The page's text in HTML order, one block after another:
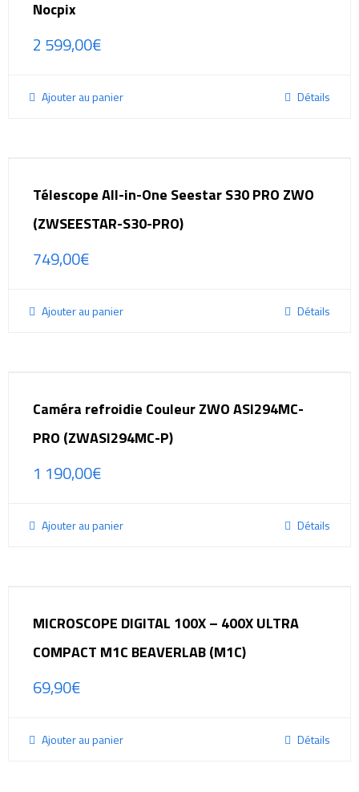
Nocpix
2 599,00€
Ajouter au panier Détails
Télescope All-in-One Seestar S30 PRO ZWO
(ZWSEESTAR-S30-PRO)
749,00€
Ajouter au panier Détails
Caméra refroidie Couleur ZWO ASI294MC-
PRO (ZWASI294MC-P)
1 190,00€
Ajouter au panier Détails
MICROSCOPE DIGITAL 100X – 400X ULTRA
COMPACT M1C BEAVERLAB (M1C)
69,90€
Ajouter au panier Détails